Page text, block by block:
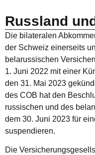
Russland
Die bilateralen
der Schweiz einerseits
belarussischen
1. Juni 2022 mit einer
den 31. Mai 2023
des COB hat den
russischen und des
dem 30. Juni 2023 für
suspendieren.
Die